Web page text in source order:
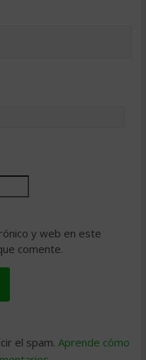
y web en este
comente.
el spam. Aprende cómo